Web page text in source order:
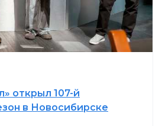
открыл 107-й
в Новосибирске